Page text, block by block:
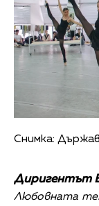
Снимка:
Диригентът
Любовната